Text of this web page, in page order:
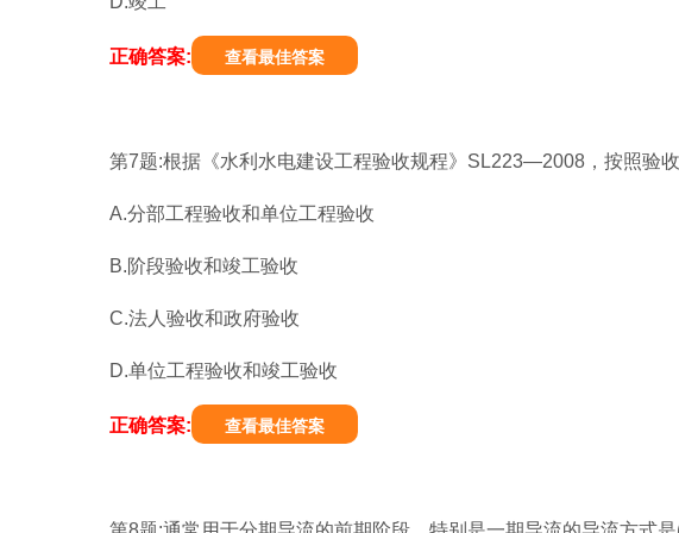
正确答案: 查看最佳答案
第7题:根据《水利水电建设工程验收规程》SL223—2008，按照验
A.分部工程验收和单位工程验收
B.阶段验收和竣工验收
C.法人验收和政府验收
D.单位工程验收和竣工验收
正确答案: 查看最佳答案